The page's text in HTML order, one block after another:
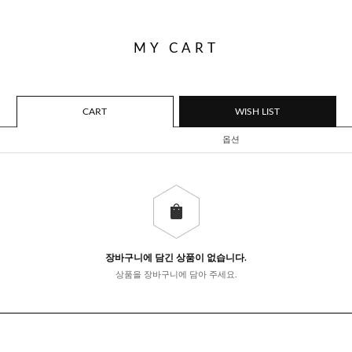
MY CART
CART WISH LIST
옵션
장바구니에 담긴 상품이 없습니다.
상품을 장바구니에 담아 주세요.